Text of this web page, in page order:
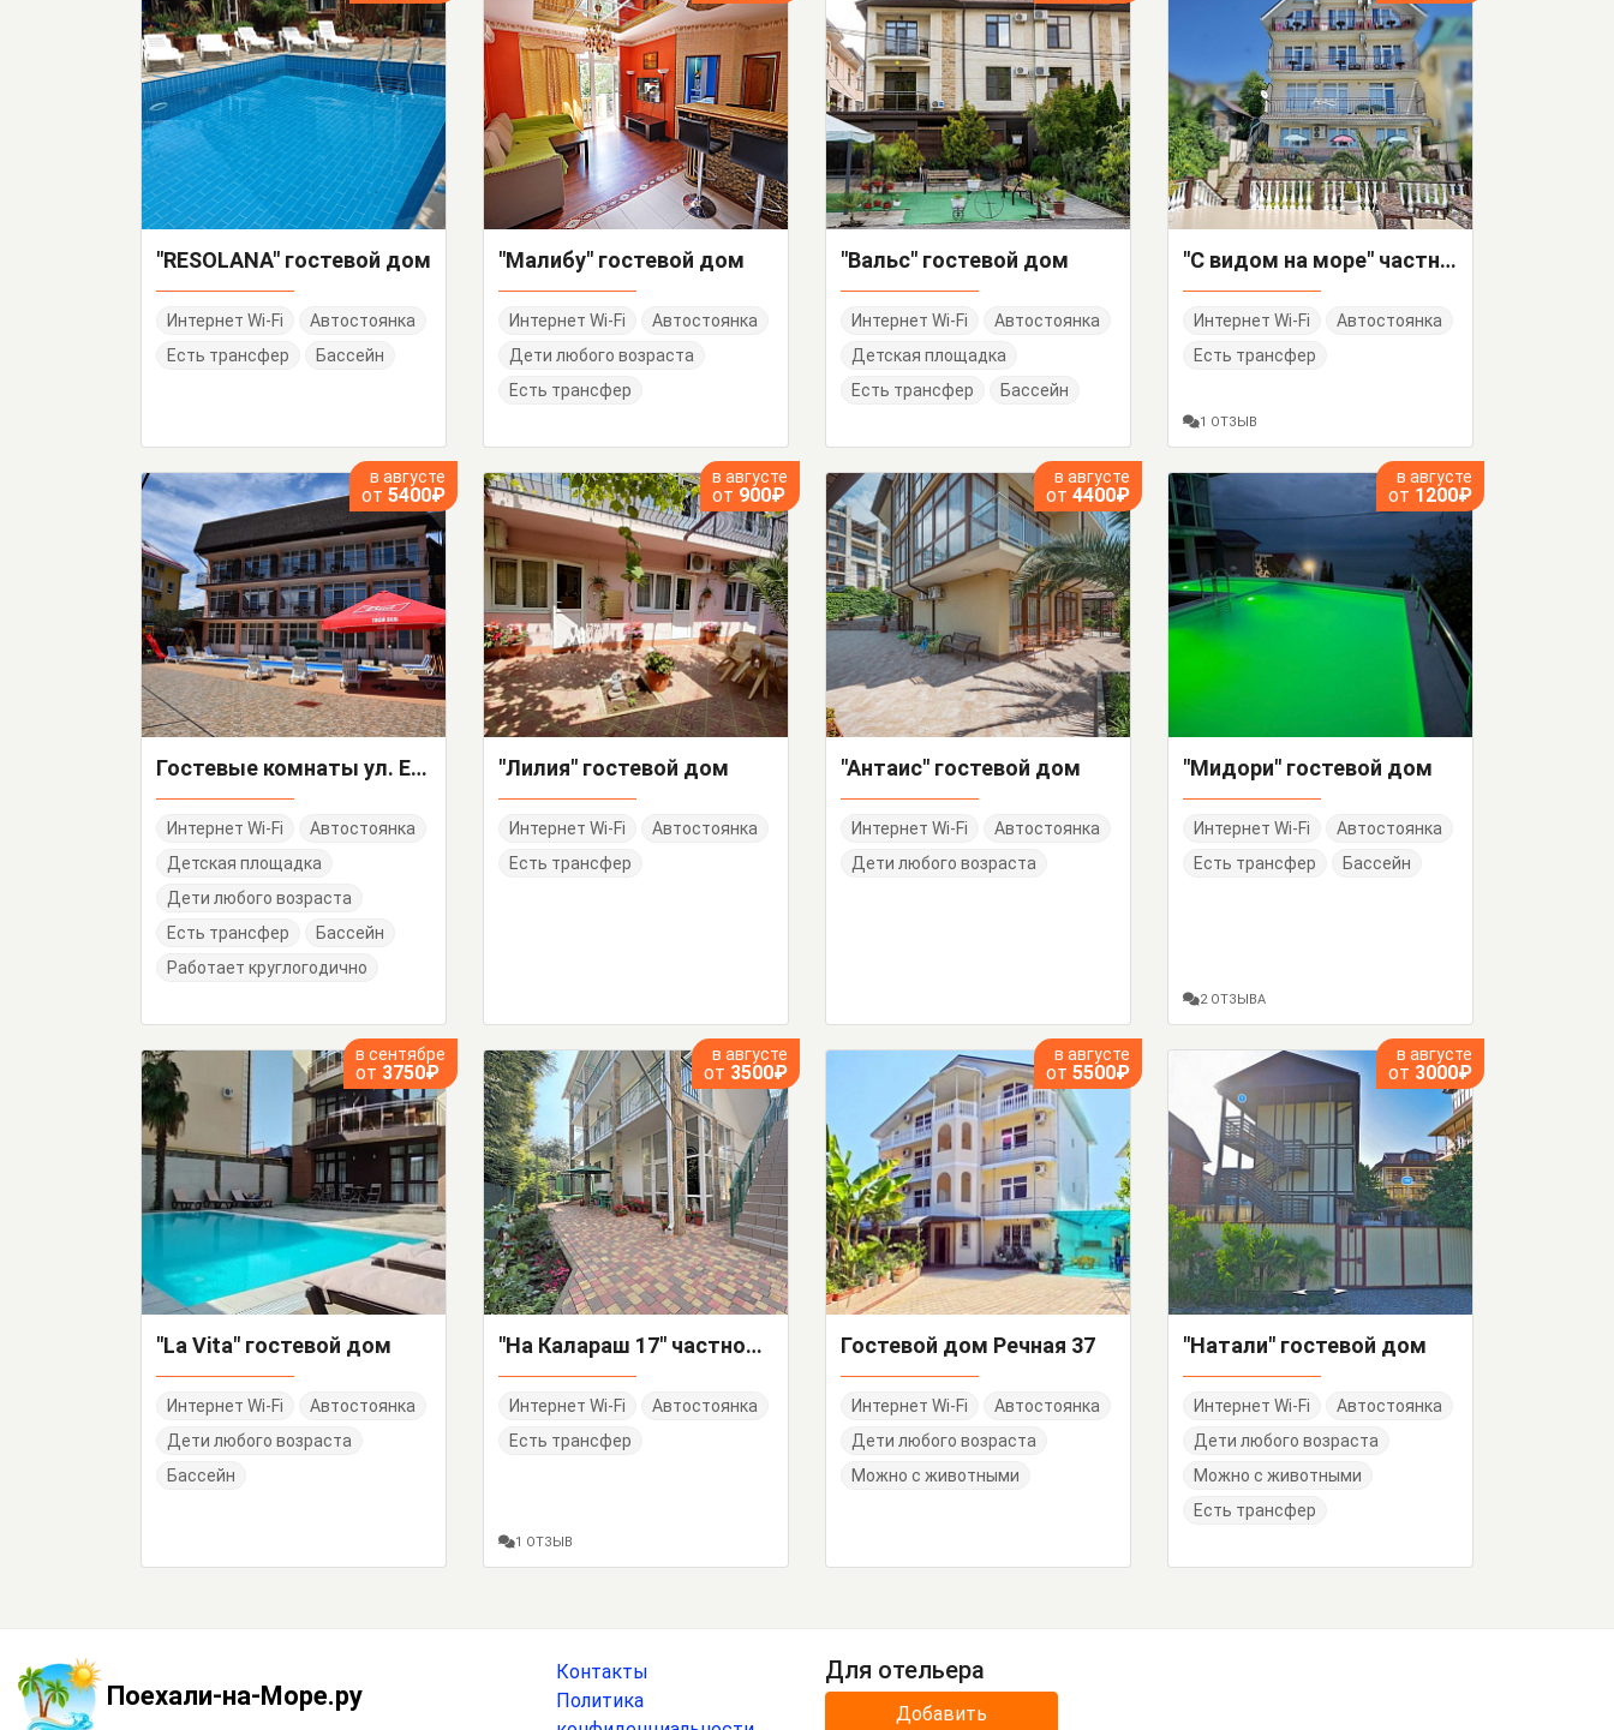
"RESOLANA" гостевой дом
Интернет Wi-Fi
Автостоянка
Есть трансфер
Бассейн
"Малибу" гостевой дом
Интернет Wi-Fi
Автостоянка
Дети любого возраста
Есть трансфер
"Вальс" гостевой дом
Интернет Wi-Fi
Автостоянка
Детская площадка
Есть трансфер
Бассейн
"С видом на море" частное домовладение
Интернет Wi-Fi
Автостоянка
Есть трансфер
1 ОТЗЫВ
в августе
от 5400₽
Гостевые комнаты ул. Единство
Интернет Wi-Fi
Автостоянка
Детская площадка
Дети любого возраста
Есть трансфер
Бассейн
Работает круглогодично
в августе
от 900₽
"Лилия" гостевой дом
Интернет Wi-Fi
Автостоянка
Есть трансфер
в августе
от 4400₽
"Антаис" гостевой дом
Интернет Wi-Fi
Автостоянка
Дети любого возраста
в августе
от 1200₽
"Мидори" гостевой дом
Интернет Wi-Fi
Автостоянка
Есть трансфер
Бассейн
2 ОТЗЫВА
в сентябре
от 3750₽
"La Vita" гостевой дом
Интернет Wi-Fi
Автостоянка
Дети любого возраста
Бассейн
в августе
от 3500₽
"На Калараш 17" частное домовладение
Интернет Wi-Fi
Автостоянка
Есть трансфер
1 ОТЗЫВ
в августе
от 5500₽
Гостевой дом Речная 37
Интернет Wi-Fi
Автостоянка
Дети любого возраста
Можно с животными
в августе
от 3000₽
"Натали" гостевой дом
Интернет Wi-Fi
Автостоянка
Дети любого возраста
Можно с животными
Есть трансфер
Поехали-на-Море.ру
Контакты
Политика
Для отельера
Добавить